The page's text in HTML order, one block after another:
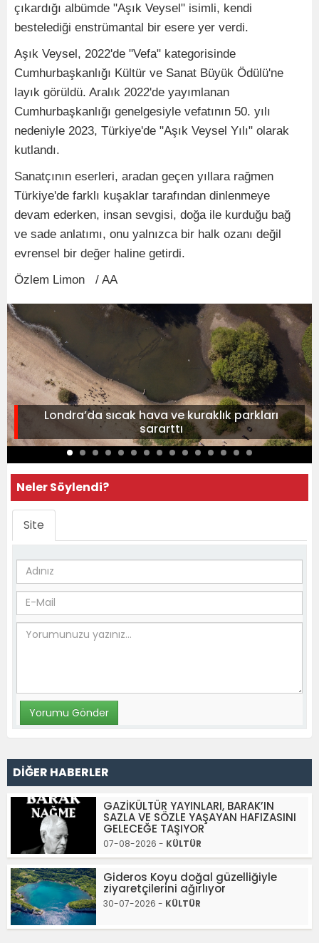
çıkardığı albümde "Aşık Veysel" isimli, kendi
bestelediği enstrümantal bir esere yer verdi.
Aşık Veysel, 2022'de "Vefa" kategorisinde
Cumhurbaşkanlığı Kültür ve Sanat Büyük Ödülü'ne
layık görüldü. Aralık 2022'de yayımlanan
Cumhurbaşkanlığı genelgesiyle vefatının 50. yılı
nedeniyle 2023, Türkiye'de "Aşık Veysel Yılı" olarak
kutlandı.
Sanatçının eserleri, aradan geçen yıllara rağmen
Türkiye'de farklı kuşaklar tarafından dinlenmeye
devam ederken, insan sevgisi, doğa ile kurduğu bağ
ve sade anlatımı, onu yalnızca bir halk ozanı değil
evrensel bir değer haline getirdi.
Özlem Limon
/ AA
Londra’da sıcak hava ve kuraklık parkları
sararttı
Neler Söylendi?
Site
DİĞER HABERLER
GAZİKÜLTÜR YAYINLARI, BARAK’IN
SAZLA VE SÖZLE YAŞAYAN HAFIZASINI
GELECEĞE TAŞIYOR
07-08-2026 - KÜLTÜR
Gideros Koyu doğal güzelliğiyle
ziyaretçilerini ağırlıyor
30-07-2026 - KÜLTÜR